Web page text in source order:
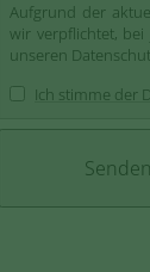
Aufgrund der
wir verpflichtet,
unseren
Ich stimme der